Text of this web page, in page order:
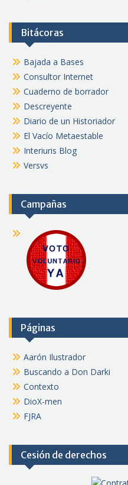
Bitácoras
Bajada a Bases
Consultor Internet
Cuaderno de borrador
Descreyente
Diario de un Historiador
El Vacío Metaestable
Interiuris Blog
Versvs
Campañas
Páginas
Aarón Ilustrador
Buscando a Don Darki
Contexto
DioX-men
FJRA
Cesión de derechos